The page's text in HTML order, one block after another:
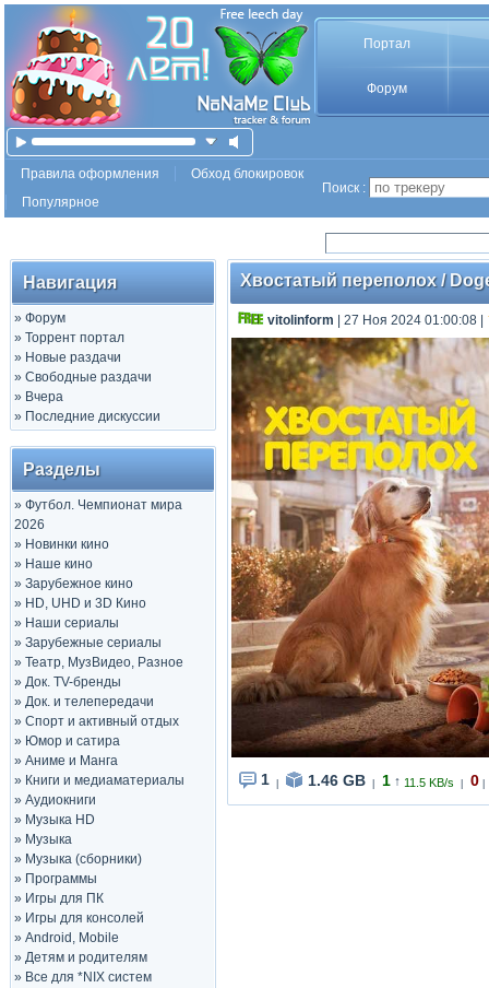
Портал
Форум
Правила оформления
Обход блокировок
Популярное
Поиск :
Навигация
» Форум
» Торрент портал
» Новые раздачи
» Свободные раздачи
» Вчера
» Последние дискуссии
Разделы
» Футбол. Чемпионат мира
2026
» Новинки кино
» Наше кино
» Зарубежное кино
» HD, UHD и 3D Кино
» Наши сериалы
» Зарубежные сериалы
» Театр, МузВидео, Разное
» Док. TV-бренды
» Док. и телепередачи
» Спорт и активный отдых
» Юмор и сатира
» Аниме и Манга
» Книги и медиаматериалы
» Аудиокниги
» Музыка HD
» Музыка
» Музыка (сборники)
» Программы
» Игры для ПК
» Игры для консолей
» Android, Mobile
» Детям и родителям
» Все для *NIX систем
Хвостатый переполох /
vitolinform | 27 Ноя 2024 01:00:08
1 1.46 GB 1 ↑ 11.5 KB/s 0